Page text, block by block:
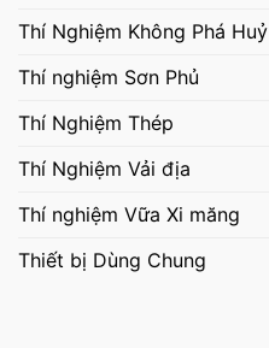
Thí Nghiệm Không Phá Huỷ
Thí nghiệm Sơn Phủ
Thí Nghiệm Thép
Thí Nghiệm Vải địa
Thí nghiệm Vữa Xi măng
Thiết bị Dùng Chung